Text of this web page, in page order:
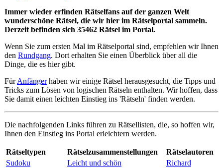
Immer wieder erfinden Rätselfans auf der ganzen Welt
wunderschöne Rätsel, die wir hier im Rätselportal sammeln.
Derzeit befinden sich 35462 Rätsel im Portal.
Wenn Sie zum ersten Mal im Rätselportal sind, empfehlen wir Ihnen
den Rundgang. Dort erhalten Sie einen Überblick über all die
Dinge, die es hier gibt.
FürAnfängerhaben wir einige Rätsel herausgesucht, die Tipps und
Tricks zum Lösen von logischen Rätseln enthalten. Wir hoffen, dass
Sie damit einen leichten Einstieg ins 'Rätseln' finden werden.
Die nachfolgenden Links führen zu Rätsellisten, die, so hoffen wir,
Ihnen den Einstieg ins Portal erleichtern werden.
Rätseltypen Rätselzusammenstellungen
Rätselautoren
Sudoku
Leicht und schön
Richard